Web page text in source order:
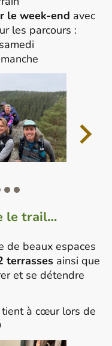
le week-end avec
les parcours :
le trail…
de beaux espaces
terrasses ainsi que
et se détendre
tient à cœur lors de